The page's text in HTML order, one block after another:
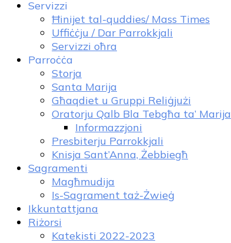
Servizzi
Ħinijet tal-quddies/ Mass Times
Uffiċċju / Dar Parrokkjali
Servizzi oħra
Parroċċa
Storja
Santa Marija
Għaqdiet u Gruppi Reliġjużi
Oratorju Qalb Bla Tebgħa ta’ Marija
Informazzjoni
Presbiterju Parrokkjali
Knisja Sant’Anna, Żebbiegħ
Sagramenti
Magħmudija
Is-Sagrament taż-Żwieġ
Ikkuntattjana
Riżorsi
Katekisti 2022-2023